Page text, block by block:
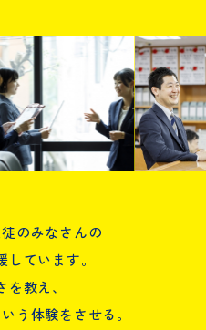
項
卒・中途採用
（大学生）
のみなさんの
ています。
教え、
う体験をさせる。